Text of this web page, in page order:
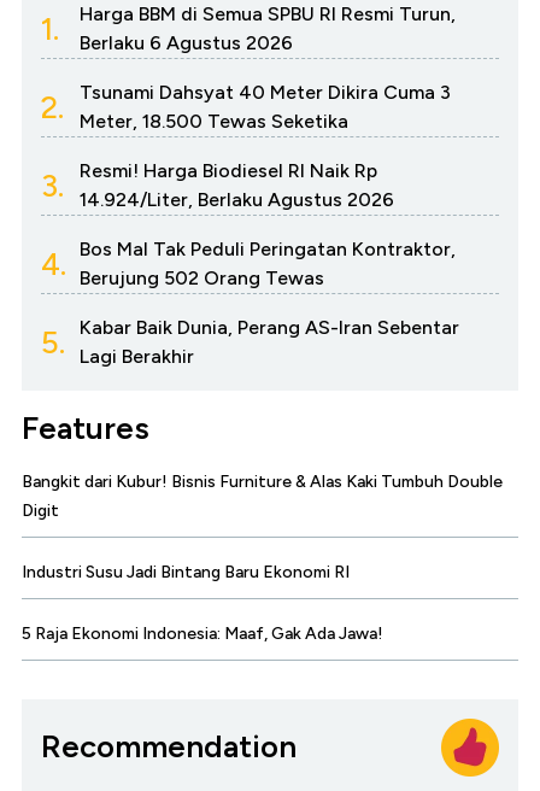
1.
Harga BBM di Semua SPBU RI Resmi Turun,
Berlaku 6 Agustus 2026
2.
Tsunami Dahsyat 40 Meter Dikira Cuma 3
Meter, 18.500 Tewas Seketika
3.
Resmi! Harga Biodiesel RI Naik Rp
14.924/Liter, Berlaku Agustus 2026
4.
Bos Mal Tak Peduli Peringatan Kontraktor,
Berujung 502 Orang Tewas
5.
Kabar Baik Dunia, Perang AS-Iran Sebentar
Lagi Berakhir
Features
Bangkit dari Kubur! Bisnis Furniture & Alas Kaki Tumbuh Double
Digit
Industri Susu Jadi Bintang Baru Ekonomi RI
5 Raja Ekonomi Indonesia: Maaf, Gak Ada Jawa!
Recommendation